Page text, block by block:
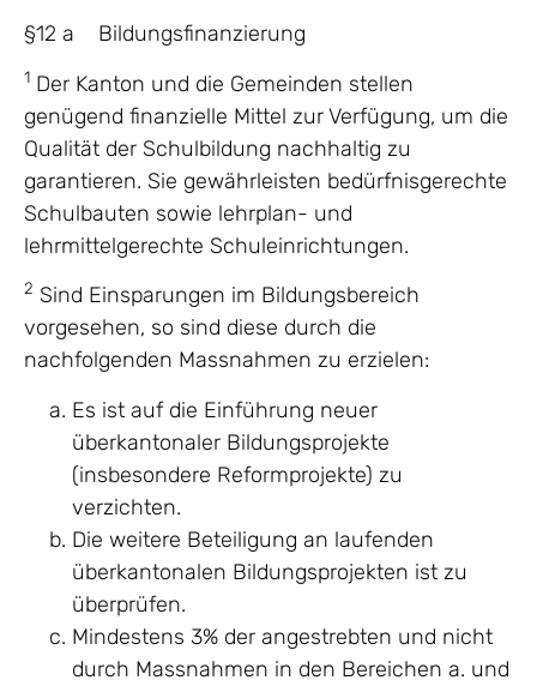
§12 a Bildungsfinanzierung
1 Der Kanton und die Gemeinden stellen
genügend finanzielle Mittel zur Verfügung, um die
Qualität der Schulbildung nachhaltig zu
garantieren. Sie gewährleisten bedürfnisgerechte
Schulbauten sowie lehrplan- und
lehrmittelgerechte Schuleinrichtungen.
2 Sind Einsparungen im Bildungsbereich
vorgesehen, so sind diese durch die
nachfolgenden Massnahmen zu erzielen:
Es ist auf die Einführung neuer
überkantonaler Bildungsprojekte
(insbesondere Reformprojekte) zu
verzichten.
Die weitere Beteiligung an laufenden
überkantonalen Bildungsprojekten ist zu
überprüfen.
Mindestens 3% der angestrebten und nicht
durch Massnahmen in den Bereichen a. und